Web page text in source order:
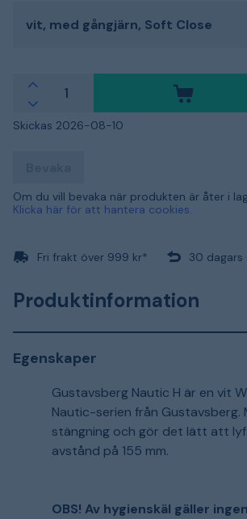
vit, med gångjärn, Soft Close
Skickas 2026-08-10
Om du vill bevaka när produkten är åter i
Klicka här för att hantera cookies.
Fri frakt över 999 kr* 30
Produktinformation
Egenskaper
Gustavsberg Nautic H är en vit
Nautic-serien från
stängning och gör det lätt att
avstånd på 155 mm.
OBS! Av hygienskäl gäller